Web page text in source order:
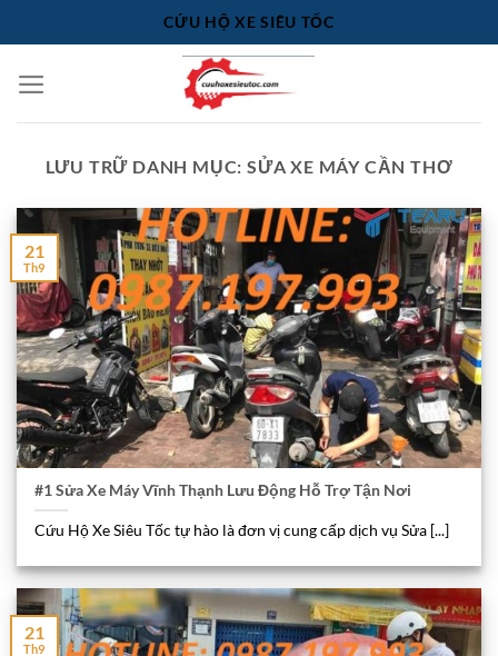
qua
dung
CỨU HỘ XE SIÊU TỐC
LƯU TRỮ DANH MỤC: SỬA XE MÁY CẦN THƠ
#1 Sửa Xe Máy Vĩnh Thạnh Lưu Động Hỗ Trợ Tận Nơi
Cứu Hộ Xe Siêu Tốc tự hào là đơn vị cung cấp dịch vụ Sửa [...]
21
Th9
21
Th9